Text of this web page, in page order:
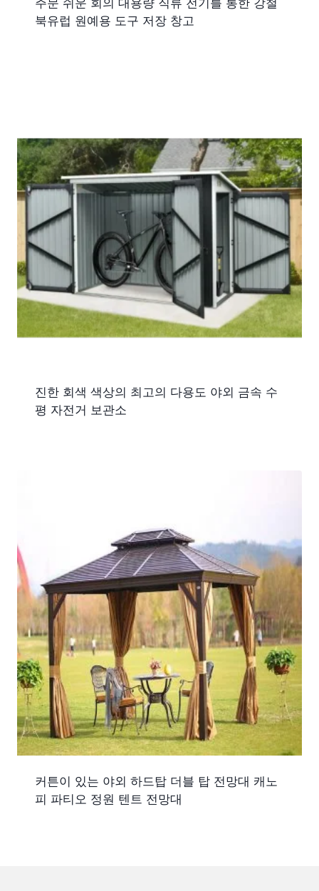
주문 쉬운 회의 대용량 직류 전기를 통한 강철
북유럽 원예용 도구 저장 창고
진한 회색 색상의 최고의 다용도 야외 금속 수
평 자전거 보관소
커튼이 있는 야외 하드탑 더블 탑 전망대 캐노
피 파티오 정원 텐트 전망대